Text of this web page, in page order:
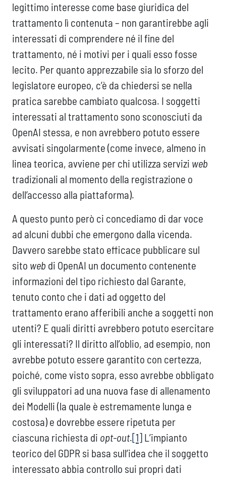
legittimo interesse come base giuridica del
trattamento lì contenuta – non garantirebbe agli
interessati di comprendere né il fine del
trattamento, né i motivi per i quali esso fosse
lecito. Per quanto apprezzabile sia lo sforzo del
legislatore europeo, c’è da chiedersi se nella
pratica sarebbe cambiato qualcosa. I soggetti
interessati al trattamento sono sconosciuti da
OpenAI stessa, e non avrebbero potuto essere
avvisati singolarmente (come invece, almeno in
linea teorica, avviene per chi utilizza servizi web
tradizionali al momento della registrazione o
dell’accesso alla piattaforma).
A questo punto però ci concediamo di dar voce
ad alcuni dubbi che emergono dalla vicenda.
Davvero sarebbe stato efficace pubblicare sul
sito web di OpenAI un documento contenente
informazioni del tipo richiesto dal Garante,
tenuto conto che i dati ad oggetto del
trattamento erano afferibili anche a soggetti non
utenti? E quali diritti avrebbero potuto esercitare
gli interessati? Il diritto all’oblio, ad esempio, non
avrebbe potuto essere garantito con certezza,
poiché, come visto sopra, esso avrebbe obbligato
gli sviluppatori ad una nuova fase di allenamento
dei Modelli (la quale è estremamente lunga e
costosa) e dovrebbe essere ripetuta per
ciascuna richiesta di opt-out.[1] L’impianto
teorico del GDPR si basa sull’idea che il soggetto
interessato abbia controllo sui propri dati